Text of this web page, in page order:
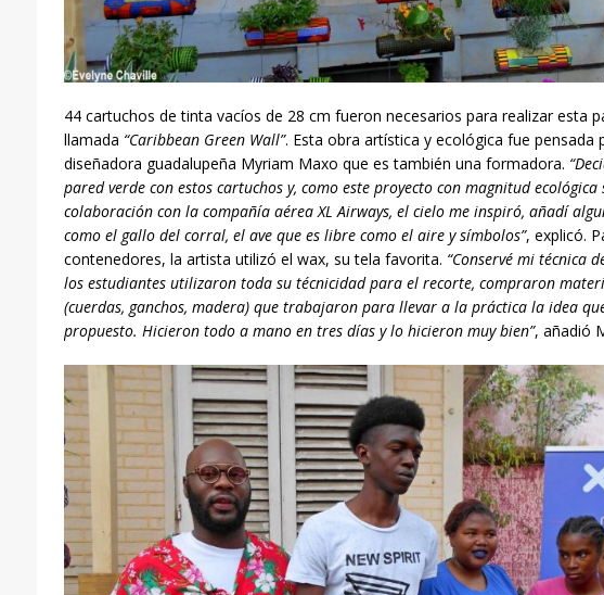
44 cartuchos de tinta vacíos de 28 cm fueron necesarios para realizar esta
llamada “Caribbean Green Wall”. Esta obra artística y ecológica fue pensada
diseñadora guadalupeña Myriam Maxo que es también una formadora.
pared verde con estos cartuchos y, como este proyecto con magnitud ecológica
colaboración con la compañía aéreaXL Airways, el cielo me inspiró, añadí
como el gallo del corral, el ave que es libre como el aire y símbolos”, explicó.
contenedores, la artista utilizó el wax, su tela favorita. “Conservé mi técnica
los estudiantes utilizaron toda su técnicidad para el recorte, compraron
(cuerdas, ganchos, madera) que trabajaron para llevar a la práctica la idea
propuesto. Hicieron todo a mano en tres días y lo hicieron muy bien”, añadió